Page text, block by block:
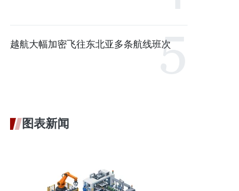
越航大幅加密飞往东北亚多条航线班次
图表新闻